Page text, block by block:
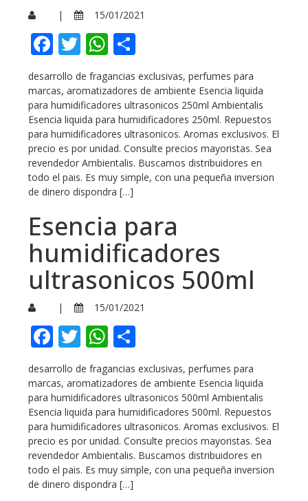
| 15/01/2021
Facebook
TwitterWhatsApp
desarrollo de fragancias exclusivas, perfumes para
marcas, aromatizadores de ambiente Esencia liquida
para humidificadores ultrasonicos 250ml Ambientalis
Esencia liquida para humidificadores 250ml. Repuestos
para humidificadores ultrasonicos. Aromas exclusivos. El
precio es por unidad. Consulte precios mayoristas. Sea
revendedor Ambientalis. Buscamos distribuidores en
todo el pais. Es muy simple, con una pequeña inversion
de dinero dispondra […]
Esencia para
humidificadores
ultrasonicos 500ml
| 15/01/2021
Facebook
TwitterWhatsApp
desarrollo de fragancias exclusivas, perfumes para
marcas, aromatizadores de ambiente Esencia liquida
para humidificadores ultrasonicos 500ml Ambientalis
Esencia liquida para humidificadores 500ml. Repuestos
para humidificadores ultrasonicos. Aromas exclusivos. El
precio es por unidad. Consulte precios mayoristas. Sea
revendedor Ambientalis. Buscamos distribuidores en
todo el pais. Es muy simple, con una pequeña inversion
de dinero dispondra […]